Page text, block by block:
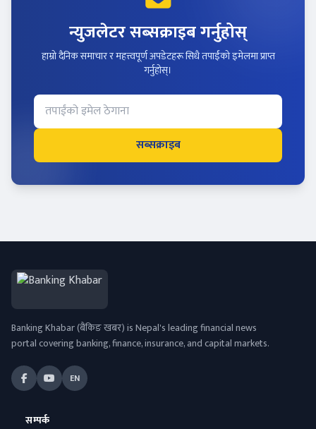
न्युजलेटर सब्सक्राइब गर्नुहोस्
हाम्रो दैनिक समाचार र महत्त्वपूर्ण अपडेटहरू सिधै तपाईंको इमेलमा प्राप्त
गर्नुहोस्।
सब्सक्राइब
Banking Khabar (बैंकिङ खबर) is Nepal's leading financial news
portal covering banking, finance, insurance, and capital markets.
EN
सम्पर्क